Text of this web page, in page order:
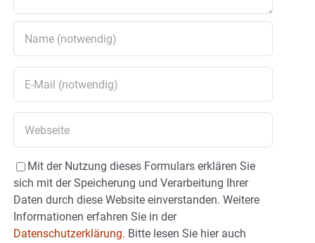
Mit der Nutzung dieses Formulars erklären Sie
sich mit der Speicherung und Verarbeitung Ihrer
Daten durch diese Website einverstanden. Weitere
Informationen erfahren Sie in der
Datenschutzerklärung. Bitte lesen Sie hier auch